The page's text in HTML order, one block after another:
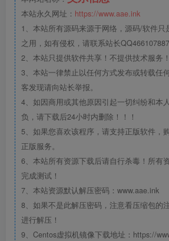
本站永久网址： https://www.aae.ink
1、本站所有源码来源于网络，源码/软件只
之用，如有侵权，请联系站长
2、本站只提供软件共享！不提供技术服务！
3、本站一律禁止以任何方式发布或转载任
客发现请向站长举报。
4、如因商用或其他原因引起一切纠纷和本
负，请下载后24小时内删除！！！
5、如果您喜欢该程序，请支持正版软件，
正版服务。
6、本站所有资源下载后请自行杀毒！所有
完成测试！
7、本站资源默认解压密码：www.aae.ink
8、如果不是此解压密码，注意看压缩包的
进行解压！
9、Centos虚拟机镜像下载地址：https://